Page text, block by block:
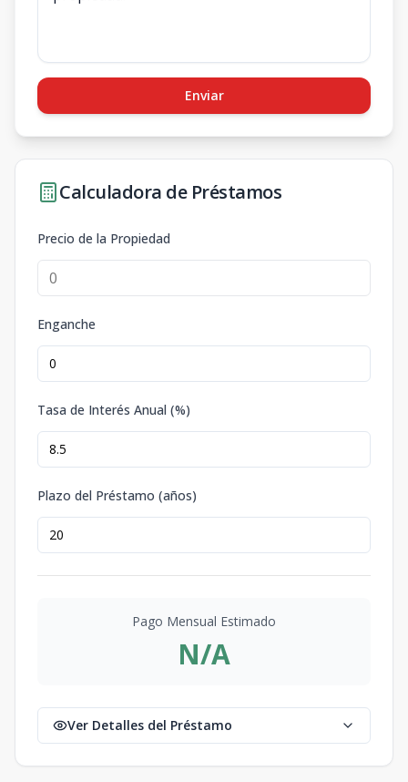
Enviar
Calculadora de Préstamos
Precio de la Propiedad
Enganche
Tasa de Interés Anual (%)
Plazo del Préstamo (años)
Pago Mensual Estimado
N/A
Ver Detalles del Préstamo